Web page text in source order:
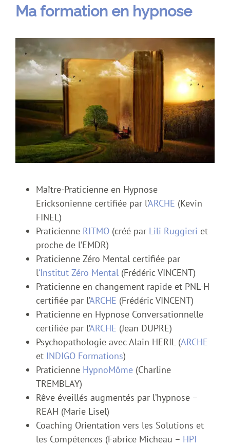
Ma formation en hypnose
Maître-Praticienne en Hypnose
Ericksonienne certifiée par l’ARCHE (Kevin
FINEL)
Praticienne RITMO (créé par Lili Ruggieri et
proche de l’EMDR)
Praticienne Zéro Mental certifiée par
l‘Institut Zéro Mental (Frédéric VINCENT)
Praticienne en changement rapide et PNL-H
certifiée par l’ARCHE (Frédéric VINCENT)
Praticienne en Hypnose Conversationnelle
certifiée par l’ARCHE (Jean DUPRE)
Psychopathologie avec Alain HERIL (ARCHE
et INDIGO Formations)
Praticienne HypnoMôme (Charline
TREMBLAY)
Rêve éveillés augmentés par l’hypnose –
REAH (Marie Lisel)
Coaching Orientation vers les Solutions et
les Compétences (Fabrice Micheau – HPI